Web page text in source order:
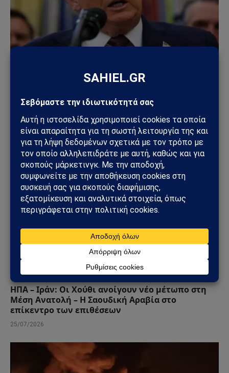
ΗΠΑ – Ιράν: Νέος γύρος αμερικανικών
επίθεση – Η Μέση Ανατολή εισέρχεται σε ακόμη
31/07/2026
ΚΌΣΜΟΣ
ΗΠΑ – Ιράν: Οι Χούθι ανοίγουν νέο μέτωπο στη
Μέση Ανατολή – Η Σαουδική Αραβία στο
επίκεντρο των επιθέσεων
25/07/2026